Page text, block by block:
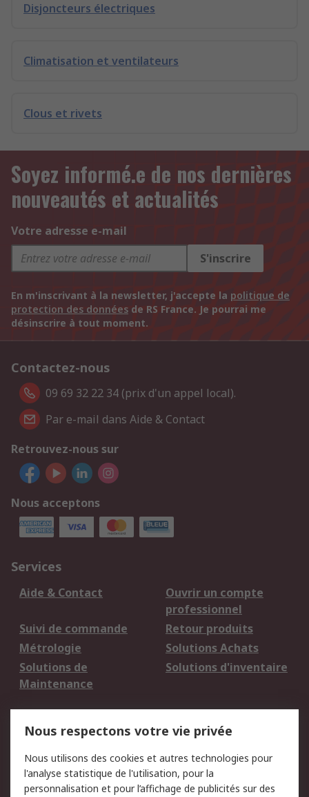
Disjoncteurs électriques
Climatisation et ventilateurs
Clous et rivets
Soyez informé.e de nos dernières
nouveautés et actualités
Votre adresse e-mail
S'inscrire
En m'inscrivant à la newsletter, j'accepte la politique de
protection des données de RS France. Je pourrai me
désinscrire à tout moment.
Contactez-nous
09 69 32 22 34 (prix d'un appel local).
Par e-mail dans Aide & Contact
Retrouvez-nous sur
Nous acceptons
Services
Aide & Contact
Ouvrir un compte
professionnel
Suivi de commande
Retour produits
Métrologie
Solutions Achats
Solutions de
Maintenance
Solutions d'inventaire
du site
Politique de protection
Sécurité des E-mails
Nous respectons votre vie privée
Nous utilisons des cookies et autres technologies pour
l'analyse statistique de l'utilisation, pour la
personnalisation et pour l’affichage de publicités sur des